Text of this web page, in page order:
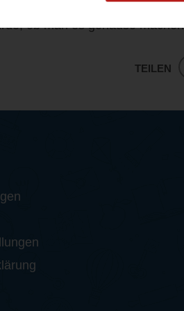
Buch, das nachdenklich macht
ob man es genauso
TEILEN